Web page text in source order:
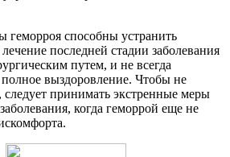
способны устранить
последней стадии заболевания
путем, и не всегда
полное выздоровление. Чтобы не
следует принимать экстренные меры
когда геморрой еще не